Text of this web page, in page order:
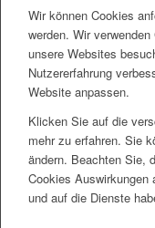
Wir können Cookies
werden. Wir
unsere Websites
Nutzererfahrung
Website anpassen.
Klicken Sie auf die
mehr zu erfahren. Sie
ändern. Beachten Sie,
Cookies Auswirkungen
und auf die Dienste